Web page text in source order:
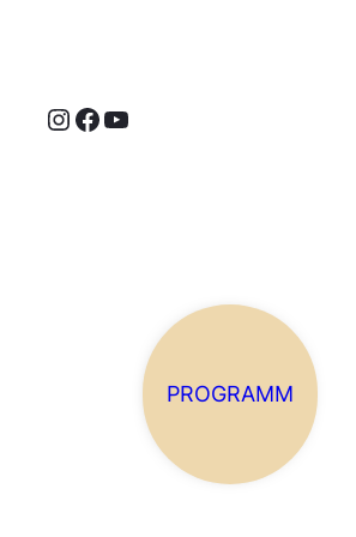
PROGRAMM
Instagram Facebook YouTube